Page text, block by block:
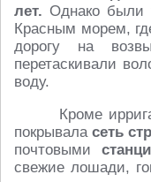
лет. Однако были
Красным морем,
дорогу на
перетаскивали
воду.
Кроме
покрывала сеть
почтовыми
свежие лошади,